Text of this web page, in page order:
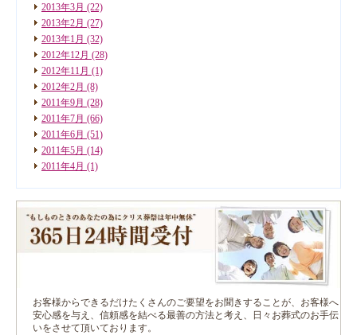
2013年3月 (22)
2013年2月 (27)
2013年1月 (32)
2012年12月 (28)
2012年11月 (1)
2012年2月 (8)
2011年9月 (28)
2011年7月 (66)
2011年6月 (51)
2011年5月 (14)
2011年4月 (1)
お客様からできるだけたくさんのご要望をお聞きすることが、お客様へ
安心感を与え、信頼感を結べる最善の方法と考え、日々お葬式のお手伝
いをさせて頂いております。